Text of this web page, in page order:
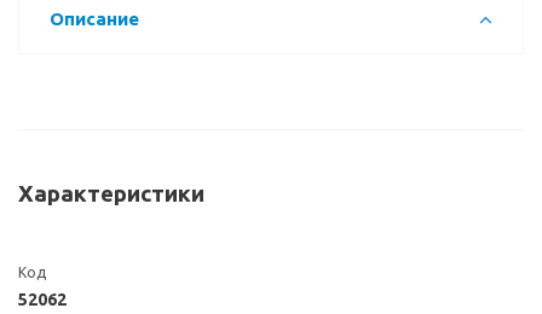
Описание
Характеристики
Код
52062